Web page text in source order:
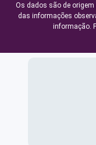
Os dados são de
das informações
informação.